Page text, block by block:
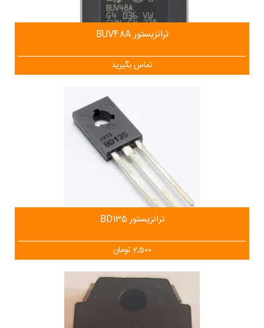
ترانزیستور BUV48A
تماس بگیرید
ترانزیستور BD135
2,500 تومان